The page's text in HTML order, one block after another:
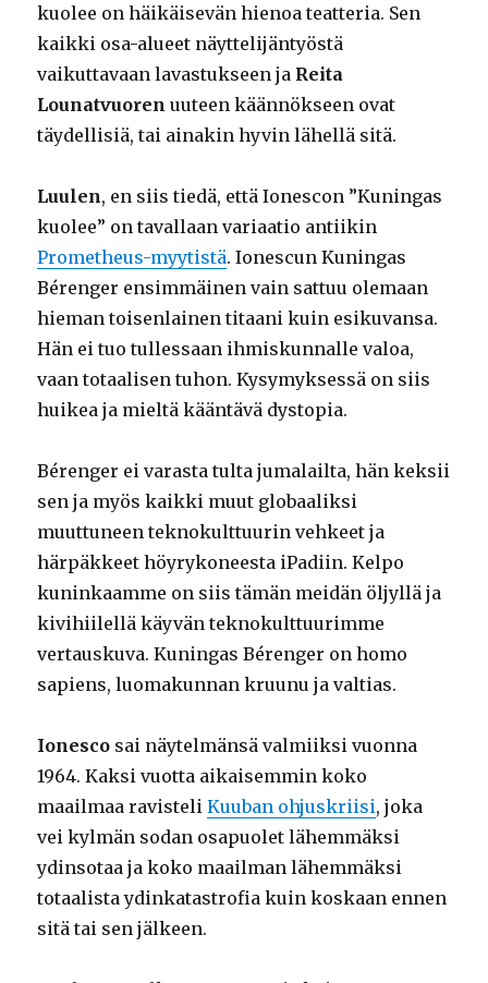
kuolee on häikäisevän hienoa teatteria. Sen
kaikki osa-alueet näyttelijäntyöstä
vaikuttavaan lavastukseen ja Reita
Lounatvuoren uuteen käännökseen ovat
täydellisiä, tai ainakin hyvin lähellä sitä.
Luulen, en siis tiedä, että Ionescon ”Kuningas
kuolee” on tavallaan variaatio antiikin
Prometheus-myytistä. Ionescun Kuningas
Bérenger ensimmäinen vain sattuu olemaan
hieman toisenlainen titaani kuin esikuvansa.
Hän ei tuo tullessaan ihmiskunnalle valoa,
vaan totaalisen tuhon. Kysymyksessä on siis
huikea ja mieltä kääntävä dystopia.
Bérenger ei varasta tulta jumalailta, hän keksii
sen ja myös kaikki muut globaaliksi
muuttuneen teknokulttuurin vehkeet ja
härpäkkeet höyrykoneesta iPadiin. Kelpo
kuninkaamme on siis tämän meidän öljyllä ja
kivihiilellä käyvän teknokulttuurimme
vertauskuva. Kuningas Bérenger on homo
sapiens, luomakunnan kruunu ja valtias.
Ionesco sai näytelmänsä valmiiksi vuonna
1964. Kaksi vuotta aikaisemmin koko
maailmaa ravisteliKuuban ohjuskriisi, joka
vei kylmän sodan osapuolet lähemmäksi
ydinsotaa ja koko maailman lähemmäksi
totaalista ydinkatastrofia kuin koskaan ennen
sitä tai sen jälkeen.